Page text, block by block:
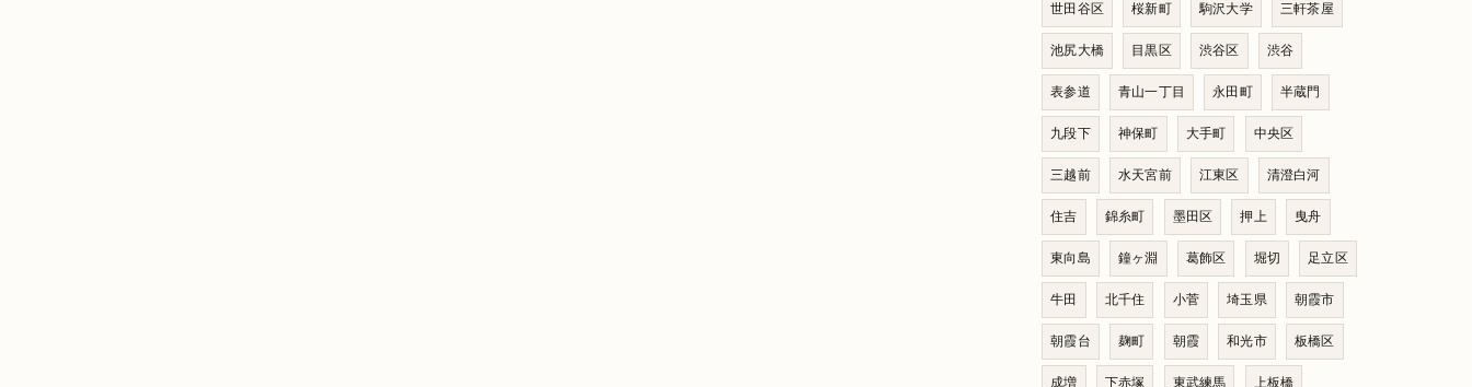
世田谷区 桜新町 駒沢大学 三軒茶屋
池尻大橋 目黒区 渋谷区 渋谷
表参道 青山一丁目 永田町 半蔵門
九段下 神保町 大手町 中央区
三越前 水天宮前 江東区 清澄白河
住吉 錦糸町 墨田区 押上 曳舟
東向島 鐘ヶ淵 葛飾区 堀切 足立区
牛田 北千住 小菅 埼玉県 朝霞市
朝霞台 麹町 朝霞 和光市 板橋区
成増 下赤塚 東武練馬 上板橋